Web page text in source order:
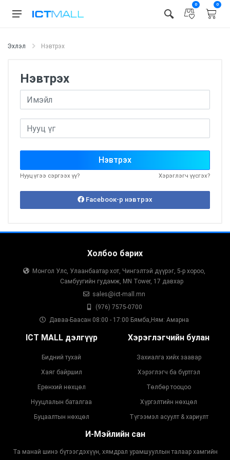
0 0
Эхлэл Нэвтрэх
Нэвтрэх
Нэвтрэх
Нууц үгээ сэргээх үү? Хэрэглэгч үүсгэх?
Facebooк-р нэвтрэх
Холбоо барих
Монгол Улс, Улаанбаатар хот, Чингэлтэй дүүрэг, 5-р хороо,
Самбуугийн гудамж, MN Tower, 17 давхар
sales@ict-mall.mn
(976) 7575-0700
Даваа-Баасан 08:00 - 17:00 Бямба,Ням: Амарна
ICT MALL дэлгүүр
Бидний тухай
Хаяг байршил
Ерөнхий нөхцөл
Нууцлалын баталгаа
Буцаалтын нөхцөл
Хэрэглэгчийн булан
Захиалга хийх заавар
Хэрэглэгч ба бүртгэл
Төлбөр тооцоо
Хүргэлтийн нөхцөл
Түгээмэл асуулт & хариулт
И-Мэйлийн сан
Та манай шинэ бүтээгдэхүүн, хямдрал урамшууллын талаар хамгийн